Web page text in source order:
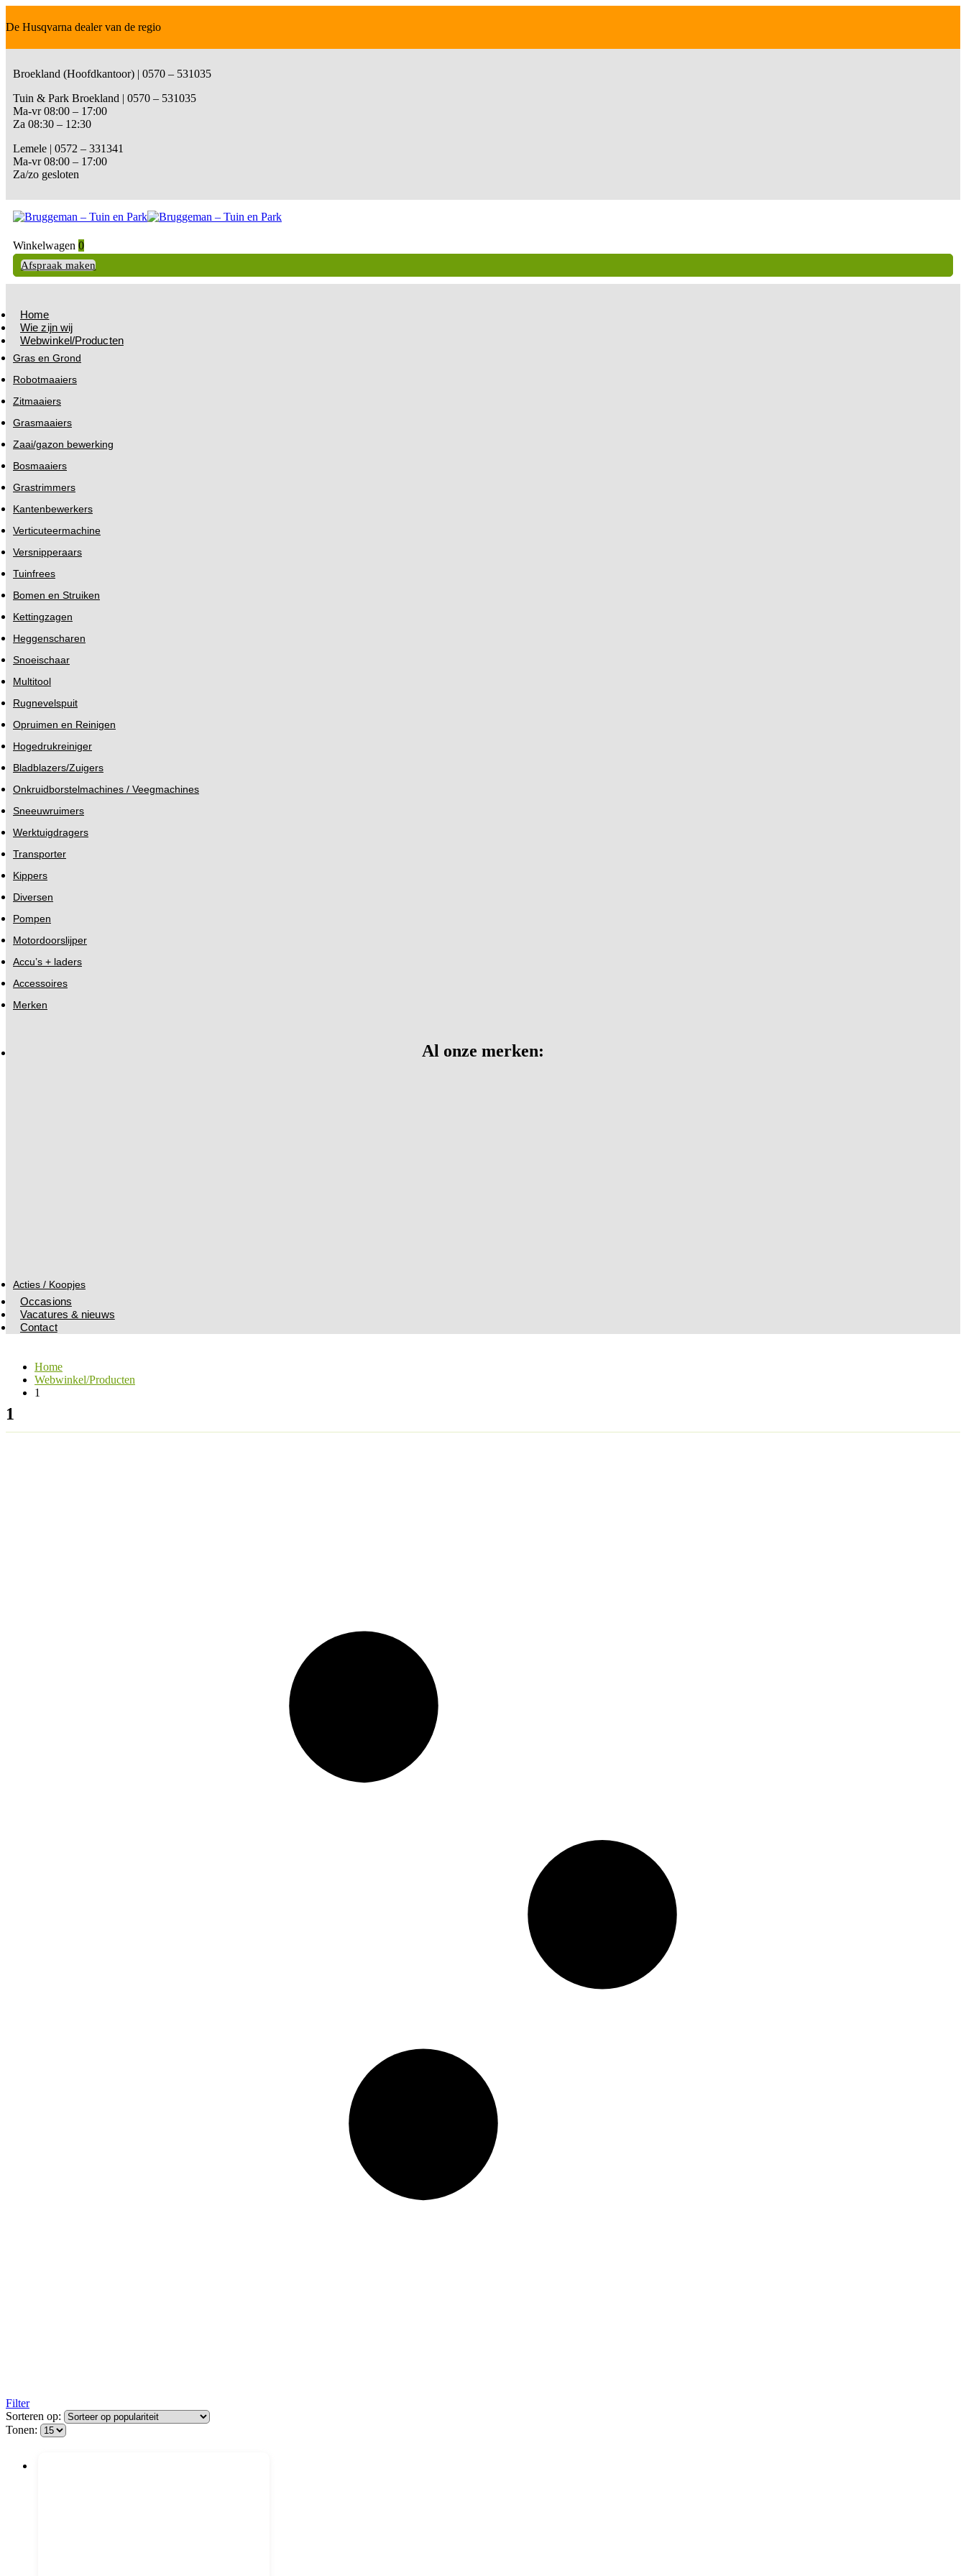
De Husqvarna dealer van de regio
Broekland (Hoofdkantoor) | 0570 – 531035
Tuin & Park Broekland | 0570 – 531035
Ma-vr 08:00 – 17:00
Za 08:30 – 12:30
Lemele | 0572 – 331341
Ma-vr 08:00 – 17:00
Za/zo gesloten
Winkelwagen 0
Afspraak maken
Home
Wie zijn wij
Webwinkel/Producten
Gras en Grond
Robotmaaiers
Zitmaaiers
Grasmaaiers
Zaai/gazon bewerking
Bosmaaiers
Grastrimmers
Kantenbewerkers
Verticuteermachine
Versnipperaars
Tuinfrees
Bomen en Struiken
Kettingzagen
Heggenscharen
Snoeischaar
Multitool
Rugnevelspuit
Opruimen en Reinigen
Hogedrukreiniger
Bladblazers/Zuigers
Onkruidborstelmachines / Veegmachines
Sneeuwruimers
Werktuigdragers
Transporter
Kippers
Diversen
Pompen
Motordoorslijper
Accu’s + laders
Accessoires
Merken
Al onze merken:
Acties / Koopjes
Occasions
Vacatures & nieuws
Contact
Home
Webwinkel/Producten
1
1
Filter
Sorteren op:
Tonen: